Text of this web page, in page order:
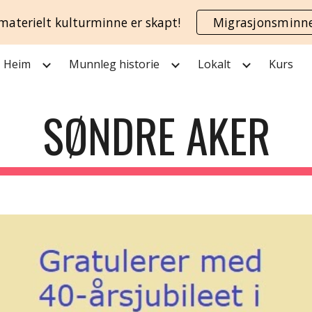
to main content Skip to
kulturminne er skapt!
Heim Munnleg historie Lokalt Kurs
SØNDRE AKER